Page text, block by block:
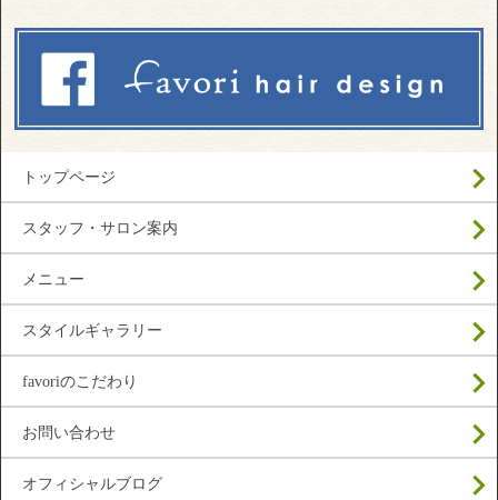
トップページ
スタッフ・サロン案内
メニュー
スタイルギャラリー
favoriのこだわり
お問い合わせ
オフィシャルブログ